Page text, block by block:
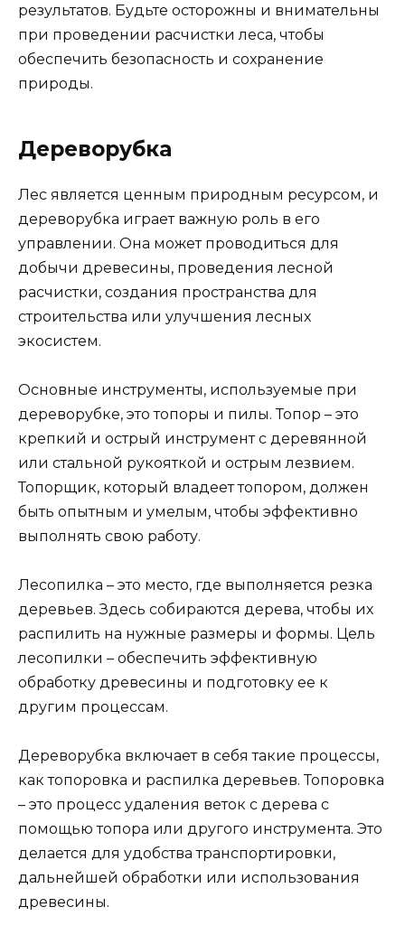
результатов. Будьте осторожны и внимательны
при проведении расчистки леса, чтобы
обеспечить безопасность и сохранение
природы.
Дереворубка
Лес является ценным природным ресурсом, и
дереворубка играет важную роль в его
управлении. Она может проводиться для
добычи древесины, проведения лесной
расчистки, создания пространства для
строительства или улучшения лесных
экосистем.
Основные инструменты, используемые при
дереворубке, это топоры и пилы. Топор – это
крепкий и острый инструмент с деревянной
или стальной рукояткой и острым лезвием.
Топорщик, который владеет топором, должен
быть опытным и умелым, чтобы эффективно
выполнять свою работу.
Лесопилка – это место, где выполняется резка
деревьев. Здесь собираются дерева, чтобы их
распилить на нужные размеры и формы. Цель
лесопилки – обеспечить эффективную
обработку древесины и подготовку ее к
другим процессам.
Дереворубка включает в себя такие процессы,
как топоровка и распилка деревьев. Топоровка
– это процесс удаления веток с дерева с
помощью топора или другого инструмента. Это
делается для удобства транспортировки,
дальнейшей обработки или использования
древесины.